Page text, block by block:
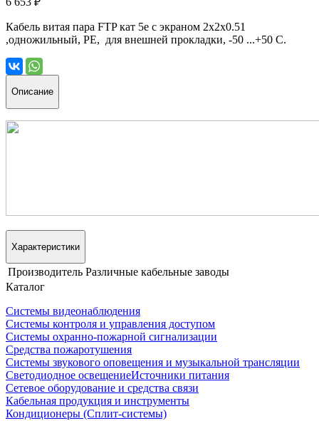
Кабель витая пара FTP кат 5е с экраном 2х2х0.51
,одножильный, PE, для внешней прокладки, -50 ...+50 С.
Описание
Характеристики
Производитель Различные кабельные заводы
Каталог
Системы видеонаблюдения
Системы контроля и управления доступом
Системы охранно-пожарной сигнализации
Средства пожаротушения
Системы звукового оповещения и музыкальной трансляции
Светодиодное освещениеИсточники питания
Сетевое оборудование и средства связи
Кабельная продукция и инструменты
Кондиционеры (Сплит-системы)